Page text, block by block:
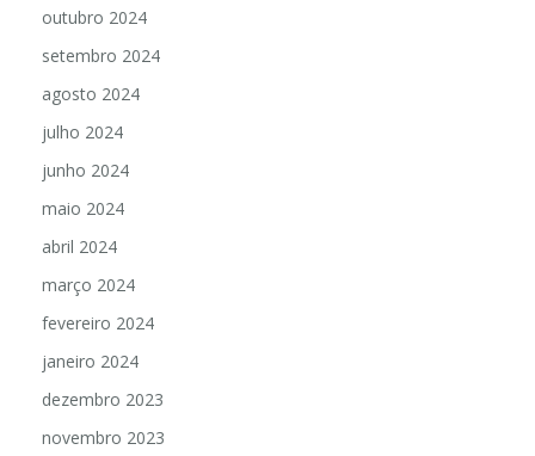
outubro 2024
setembro 2024
agosto 2024
julho 2024
junho 2024
maio 2024
abril 2024
março 2024
fevereiro 2024
janeiro 2024
dezembro 2023
novembro 2023